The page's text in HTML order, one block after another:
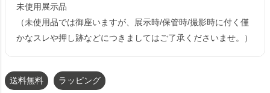
未使用展示品
（未使用品では御座いますが、展示時/保管時/撮影時に付く僅
かなスレや押し跡などにつきましてはご了承くださいませ。）
送料無料 ラッピング